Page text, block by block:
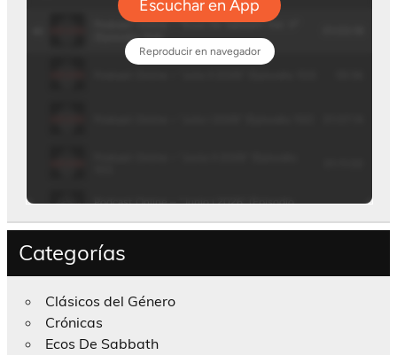
Categorías
Clásicos del Género
Crónicas
Ecos De Sabbath